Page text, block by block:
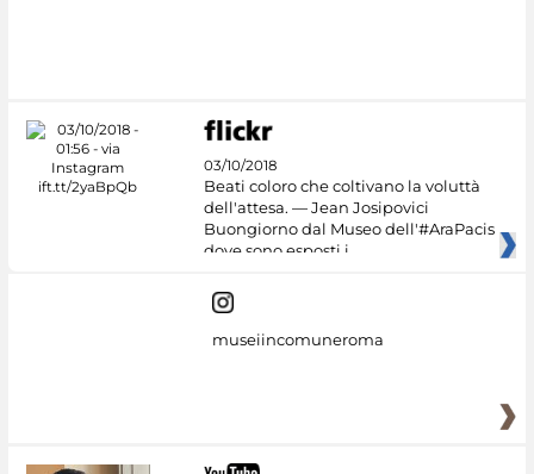
03/10/2018
Beati coloro che coltivano la voluttà
dell'attesa. — Jean Josipovici
Buongiorno dal Museo dell'#AraPacis
dove sono esposti i
museiincomuneroma